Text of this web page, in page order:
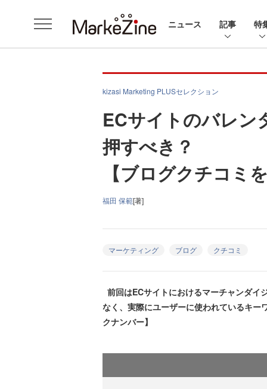
ニュース 記事 特
kizasi Marketing PLUSセレクション
ECサイトのバレン
押すべき？
【ブログクチコミ
福田 保範[著]
マーケティング ブログ クチコミ
前回はECサイトにおけるマーチャンダイ
なく、実際にユーザーに使われているキー
クナンバー】